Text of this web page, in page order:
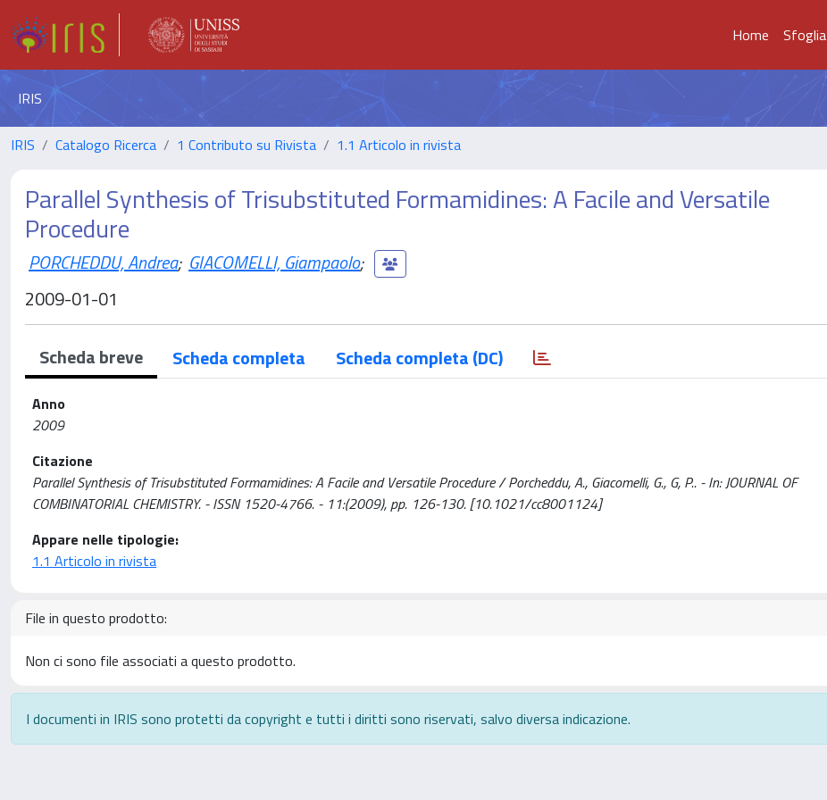
Home Sfoglia
IRIS
IRIS Catalogo Ricerca 1 Contributo su Rivista 1.1 Articolo in rivista
Parallel Synthesis of Trisubstituted Formamidines: A Facile and Versatile
Procedure
PORCHEDDU, Andrea; GIACOMELLI, Giampaolo;
2009-01-01
Scheda breve Scheda completa Scheda completa (DC)
Anno
2009
Citazione
Parallel Synthesis of Trisubstituted Formamidines: A Facile and Versatile Procedure / Porcheddu, A., Giacomelli, G., G, P.. - In: JOURNAL OF
COMBINATORIAL CHEMISTRY. - ISSN 1520-4766. - 11:(2009), pp. 126-130. [10.1021/cc8001124]
Appare nelle tipologie:
1.1 Articolo in rivista
File in questo prodotto:
Non ci sono file associati a questo prodotto.
I documenti in IRIS sono protetti da copyright e tutti i diritti sono riservati, salvo diversa indicazione.